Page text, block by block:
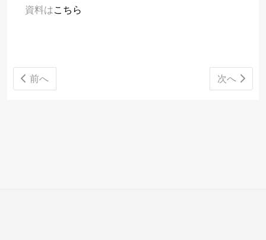
資料はこちら
前の記事へ: 6月18日 6月メキシコ主要経済指標をアッ
前へ 次の記事
次へ